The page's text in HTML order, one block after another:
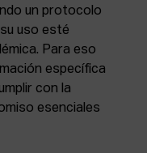
un protocolo
uso esté
Para eso
específica
con la
esenciales